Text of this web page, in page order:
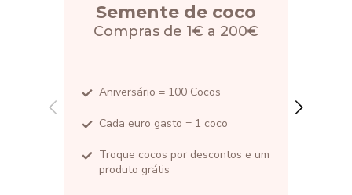
Semente de coco
Compras de 1€ a 200€
Aniversário = 100 Cocos
Cada euro gasto = 1 coco
Troque cocos por descontos e um
produto grátis